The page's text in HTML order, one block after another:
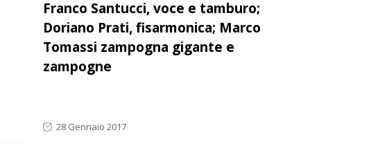
Franco Santucci, voce e tamburo;
Doriano Prati, fisarmonica; Marco
Tomassi zampogna gigante e
zampogne
28 Gennaio 2017